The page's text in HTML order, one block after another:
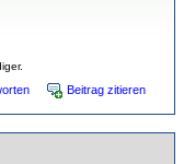
Beitrag zitieren